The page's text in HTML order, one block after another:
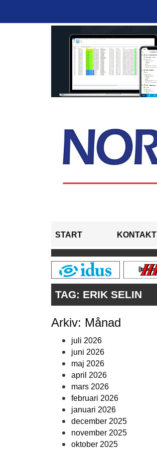
START KONTAKT
TAG: ERIK SELIN
Arkiv: Månad
juli 2026
juni 2026
maj 2026
april 2026
mars 2026
februari 2026
januari 2026
december 2025
november 2025
oktober 2025